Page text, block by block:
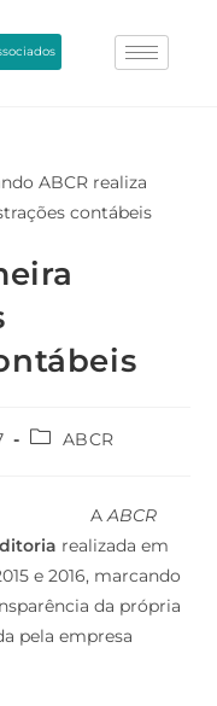
ABCR
AABCR
realizada em
e 2016, marcando
da própria
pela empresa